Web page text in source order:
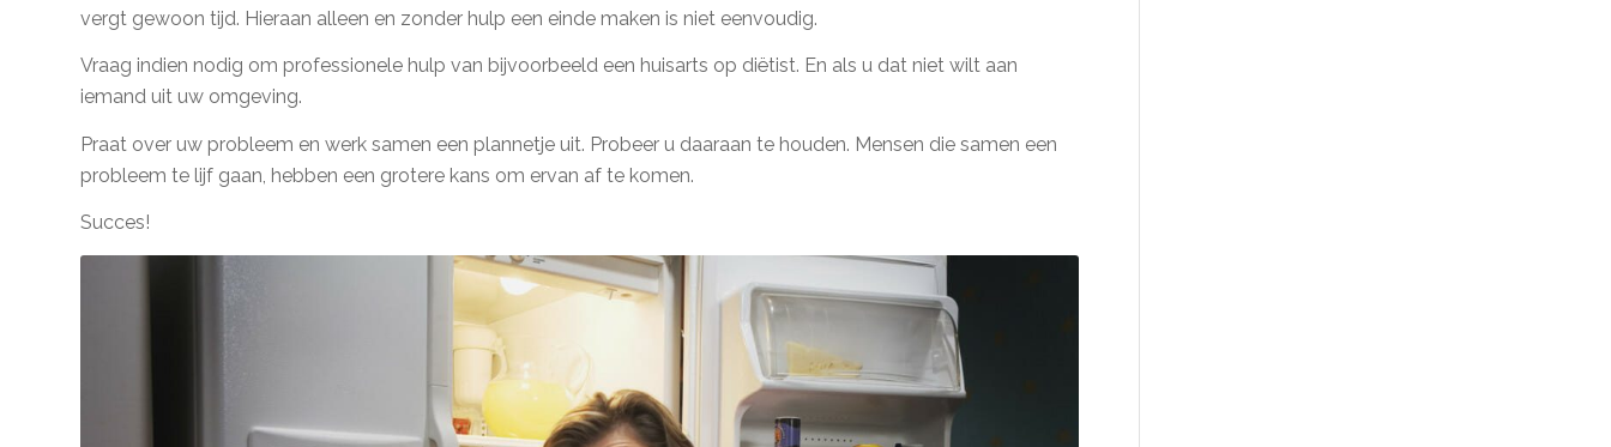
vergt gewoon tijd. Hieraan alleen en zonder hulp een einde maken is niet eenvoudig.
Vraag indien nodig om professionele hulp van bijvoorbeeld een huisarts op diëtist. En als u dat niet wilt aan
iemand uit uw omgeving.
Praat over uw probleem en werk samen een plannetje uit. Probeer u daaraan te houden. Mensen die samen een
probleem te lijf gaan, hebben een grotere kans om ervan af te komen.
Succes!